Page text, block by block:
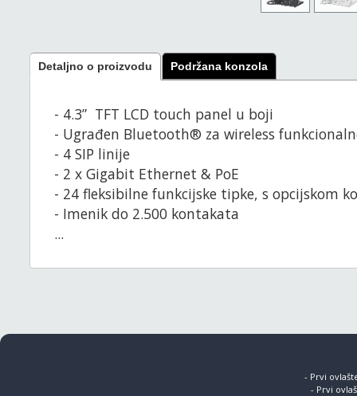
Detaljno o proizvodu Podržana konzola
- 4.3” TFT LCD touch panel u boji
- Ugrađen Bluetooth® za wireless
- 4 SIP linije
- 2 x Gigabit Ethernet & PoE
- 24 fleksibilne funkcijske tipke, s opcijskom
- Imenik do 2.500 kontakata
...
- Prvi
- Prvi